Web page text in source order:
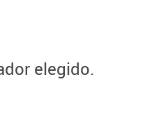
elegido.